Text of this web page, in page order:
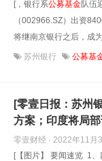
[，银行系公募基金队伍
（002966.SZ）出资
将继南京银行之后，成
苏州银行 公募基
[零壹日报：苏州
方案；印度将局
零壹财经 · 2022年11月
[【图片】 要闻速览 1